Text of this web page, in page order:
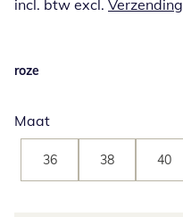
incl. btw excl. Verzending
roze
Maat
36 38 40